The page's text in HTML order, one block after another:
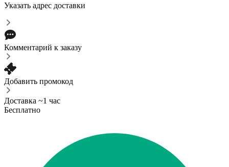
Указать адрес доставки
Комментарий к заказу
Добавить промокод
Доставка ~1 час
Бесплатно